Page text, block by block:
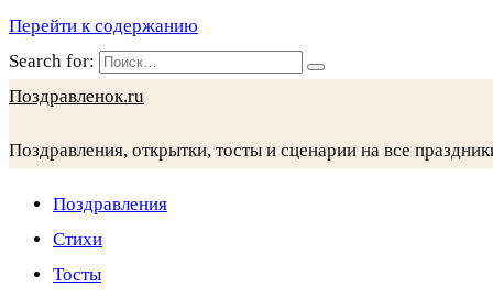
Перейти к содержанию
Search for:
Поздравленок.ru
Поздравления, открытки, тосты и сценарии на все
Поздравления
Стихи
Тосты